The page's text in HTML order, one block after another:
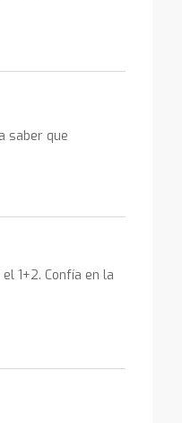
saber que
1+2. Confía en la